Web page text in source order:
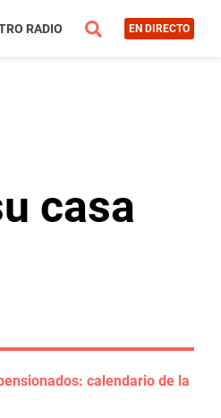
RADIO EN DIRECTO
casa
calendario de la